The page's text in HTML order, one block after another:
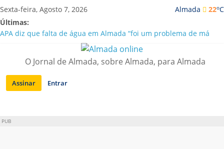
Saltar
para
conteúdo
Almada 22oC
Sexta-feira, Agosto 7, 2026
Últimas:
APA diz que falta de água em Almada “foi um problema de má
Laranjeiro | Cultura pop asiática invade a Casa Amarela
Ponte 25 de Abril celebra 60 anos com programa cultural entre
Lisboa e Almada
Situação de alerta em Almada renovada até final de Agosto
O Jornal de Almada, sobre Almada, para Almada
Assinar Entrar
PUB